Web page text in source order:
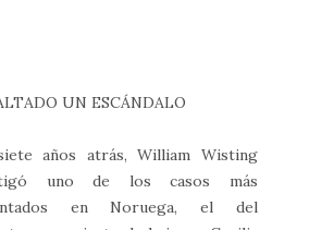
UN ESCÁNDALO
años atrás, William Wisting
uno de los casos más
en Noruega, el del